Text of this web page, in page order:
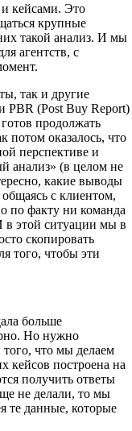
кейсами. Это
крупные
такой анализ. И мы
агентств, с
так и другие
PBR (Post Buy Report)
продолжать
потом оказалось, что
перспективе и
анализ» (в целом не
какие выводы
с клиентом,
по факту ни команда
в этой ситуации мы в
скопировать
того, чтобы эти
больше
Но нужно
того, что мы делаем
кейсов построена на
получить ответы
не делали, то мы
те данные, которые